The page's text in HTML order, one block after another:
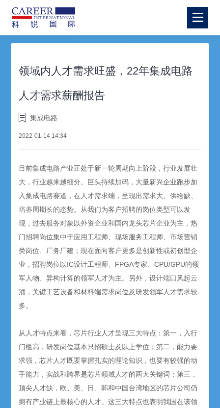
领域内人才需求旺盛，22年集成电路
人才需求薪酬报告
集成电路
2022-01-14 14:34
目前集成电路产业正处于新一轮周期向上阶段，行业发展壮
大，行业越来越细分。巨头持续加码，大量新兴企业跑步加
入集成电路赛道，在人才需求端，呈现出需求大、供给缺、
培养周期长的态势。从我们为客户招聘的岗位类型可以发
现，过去服务对象以外资企业和国内龙头芯片企业为主，热
门招聘岗位集中于应用工程师、现场服务工程师、市场营销
类岗位、厂务厂建；现在面向客户更多是创新性或初创型企
业，招聘岗位以IC设计工程师、FPGA专家、CPU/GPU的领
军人物、异构计算的领军人才为主。另外，设计端口风起云
涌，关键工艺设备和材料端需求岗位及研发领军人才需求较
多。
从人才特点来看，芯片行业人才呈现三大特点：第一，入行
门槛高，研发岗位基本只招硕士及以上学位；第二，能力要
求强，芯片人才既要掌握扎实的理论知识，也要有较强的动
手能力，实战和跨界是芯片领域人才的两大关键词；第三，
顶尖人才缺，欧、美、日、韩和中国台湾地区的芯片公司仍
拥有产业链上最核心的人才。这三大特点也表明我国在该领